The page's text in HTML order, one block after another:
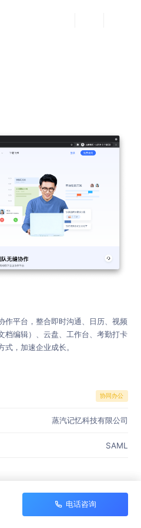
作平台，整合即时沟通、日历、视频
档编辑）、云盘、工作台、考勤打卡
，加速企业成长。
协同办公
蒸汽记忆科技有限公司
SAML
电话咨询